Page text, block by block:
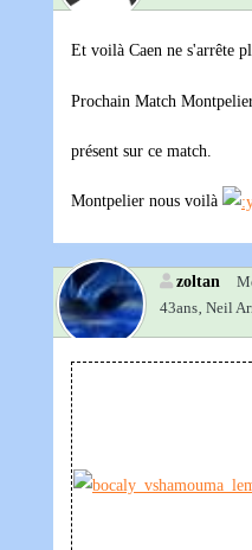
Et voilà Caen ne s'arrête
Prochain Match
présent sur ce match.
Montpelier nous voilà
zoltan
43ans‚ Neil